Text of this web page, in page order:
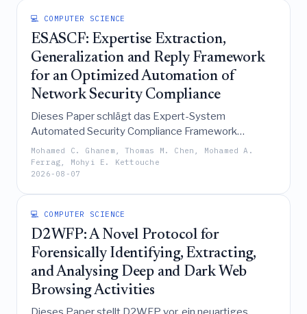
💻 COMPUTER SCIENCE
ESASCF: Expertise Extraction,
Generalization and Reply Framework
for an Optimized Automation of
Network Security Compliance
Dieses Paper schlägt das Expert-System
Automated Security Compliance Framework
(ESASCF) vor, eine neuartige Methode, die
Fachwissen aus Schwachstellenanalyse- und
Penetrationstest-Tools extrahiert und generalisiert,
um repetitive Sicherheitscompliance-Aufgaben zu
Experten um bis zu 50 % reduziert und die
langfristige Testeffizienz sowie Zuverlässigkeit
gesteigert werden.
Mohamed C. Ghanem, Thomas M. Chen, Mohamed A.
Ferrag, Mohyi E. Kettouche
2026-08-07
💻 COMPUTER SCIENCE
D2WFP: A Novel Protocol for
Forensically Identifying, Extracting,
and Analysing Deep and Dark Web
Browsing Activities